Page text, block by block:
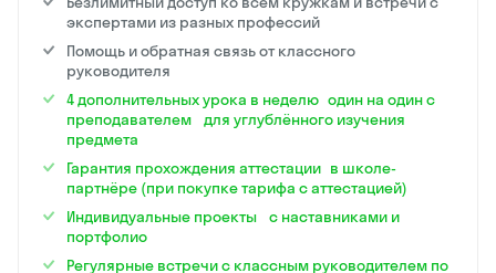
экспертами из разных профессий
Помощь и обратная связь от классного
руководителя
4 дополнительных урока в неделю один на один с
преподавателем для углублённого изучения
предмета
Гарантия прохождения аттестации в школе-
партнёре (при покупке тарифа с аттестацией)
Индивидуальные проекты с наставниками и
портфолио
Регулярные встречи с классным руководителем по